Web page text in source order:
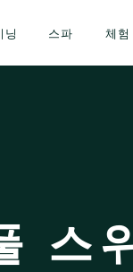
닝 스파 체험
스